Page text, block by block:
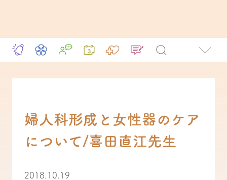
婦人科形成と女性器のケア
について/喜田直江先生
2018.10.19